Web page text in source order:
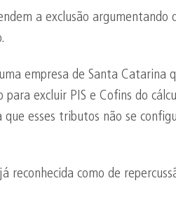
a exclusão argumentando
empresa de Santa Catarina
excluir PIS e Cofins do
esses tributos não se
como de